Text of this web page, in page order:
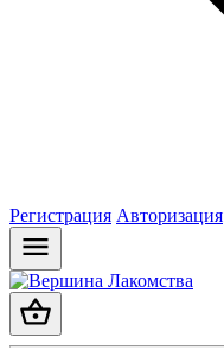
Регистрация Авторизация